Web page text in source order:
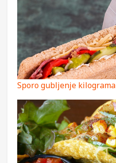
Sporo gubljenje kilograma